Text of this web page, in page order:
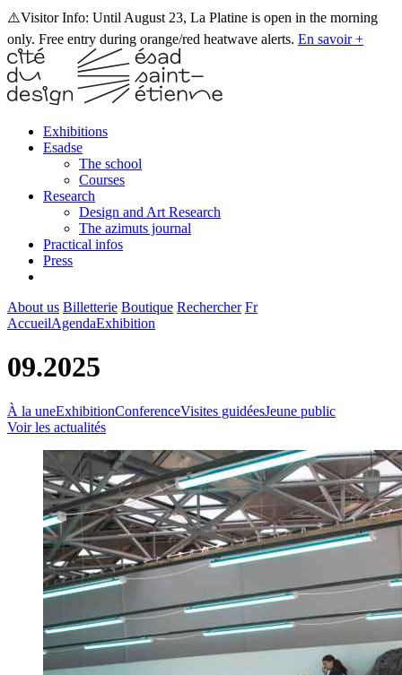
⚠️Visitor Info: Until August 23, La Platine is open in the morning
only. Free entry during orange/red heatwave alerts. En savoir +
Exhibitions
Esadse
The school
Courses
Research
Design and Art Research
The azimuts journal
Practical infos
Press
About us Billetterie Boutique Rechercher Fr
AccueilAgendaExhibition
09.2025
À la uneExhibitionConferenceVisites guidéesJeune public
Voir les actualités